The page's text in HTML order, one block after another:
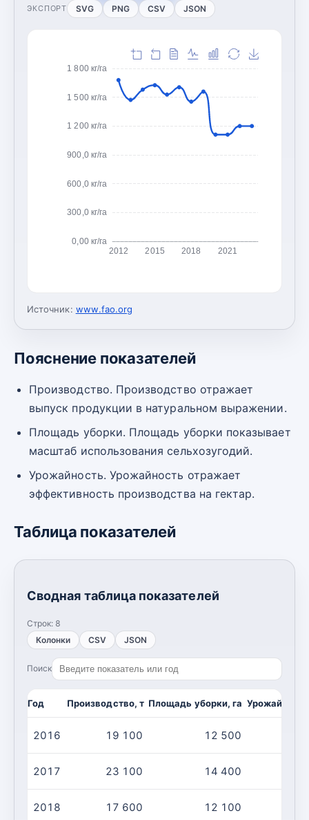
ЭКСПОРТ SVG PNG CSV JSON
0,00 кг/га
300,0 кг/га
600,0 кг/га
900,0 кг/га
1 200 кг/га
1 500 кг/га
1 800 кг/га
2012 2015 2018 2021
Источник: www.fao.org
Пояснение показателей
Производство. Производство отражает
выпуск продукции в натуральном выражении.
Площадь уборки. Площадь уборки показывает
масштаб использования сельхозугодий.
Урожайность. Урожайность отражает
эффективность производства на гектар.
Таблица показателей
Сводная таблица показателей
Строк: 8
Колонки
CSV JSON
Поиск
Год Производство, т Площадь уборки, га
2016 19 100 12 500
2017 23 100 14 400
2018 17 600 12 100